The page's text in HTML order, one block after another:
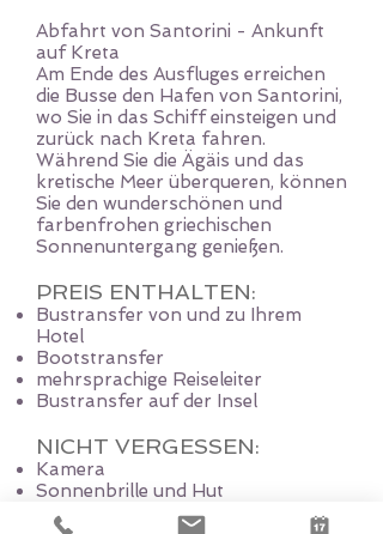
Abfahrt von Santorini - Ankunft
auf Kreta
Am Ende des Ausfluges erreichen
die Busse den Hafen von Santorini,
wo Sie in das Schiff einsteigen und
zurück nach Kreta fahren.
Während Sie die Ägäis und das
kretische Meer überqueren, können
Sie den wunderschönen und
farbenfrohen griechischen
Sonnenuntergang genießen.
PREIS ENTHALTEN:
Bustransfer von und zu Ihrem
Hotel
Bootstransfer
mehrsprachige Reiseleiter
Bustransfer auf der Insel
NICHT VERGESSEN:
Kamera
Sonnenbrille und Hut
Etwas Taschengeld